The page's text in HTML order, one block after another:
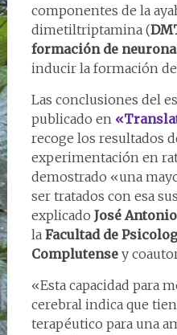
componentes de la
dimetiltriptamina (
formación de
inducir la formación
Las conclusiones del
publicado en
recoge los resultados
experimentación en
demostrado «una
ser tratados con esa
explicado José
la Facultad de
Complutensey
«Esta capacidad para
cerebral indica que
terapéutico para una